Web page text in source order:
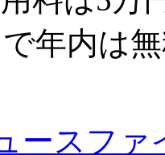
年内は
ースファ